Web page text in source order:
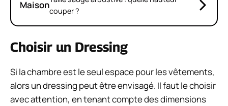
Maisoncouper ?
Choisir un Dressing
Si la chambre est le seul espace pour les vêtements,
alors un dressing peut être envisagé. Il faut le choisir
avec attention, en tenant compte des dimensions